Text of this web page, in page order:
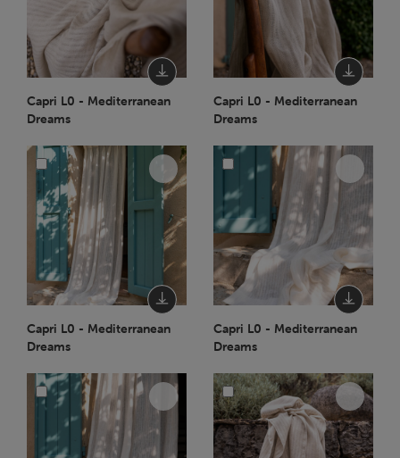
Capri L0 - Mediterranean
Dreams
Capri L0 - Mediterranean
Dreams
Capri L0 - Mediterranean
Dreams
Capri L0 - Mediterranean
Dreams